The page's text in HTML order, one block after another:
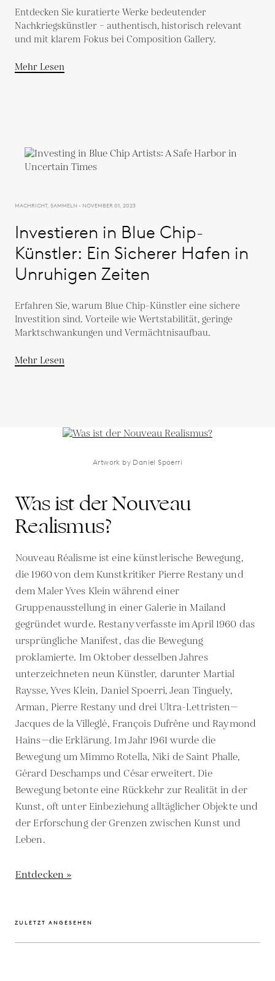
Entdecken Sie kuratierte Werke bedeutender
Nachkriegskünstler – authentisch, historisch relevant
und mit klarem Fokus bei Composition Gallery.
Mehr Lesen
MACHRICHT, SAMMELN - NOVEMBER 01, 2023
Investieren in Blue Chip-
Künstler: Ein Sicherer Hafen in
Unruhigen Zeiten
Erfahren Sie, warum Blue Chip-Künstler eine sichere
Investition sind. Vorteile wie Wertstabilität, geringe
Marktschwankungen und Vermächtnisaufbau.
Mehr Lesen
Artwork by Daniel Spoerri
Was ist der Nouveau
Realismus?
Nouveau Réalisme ist eine künstlerische Bewegung,
die 1960 von dem Kunstkritiker Pierre Restany und
dem Maler Yves Klein während einer
Gruppenausstellung in einer Galerie in Mailand
gegründet wurde. Restany verfasste im April 1960 das
ursprüngliche Manifest, das die Bewegung
proklamierte. Im Oktober desselben Jahres
unterzeichneten neun Künstler, darunter Martial
Raysse, Yves Klein, Daniel Spoerri, Jean Tinguely,
Arman, Pierre Restany und drei Ultra-Lettristen—
Jacques de la Villeglé, François Dufrêne und Raymond
Hains—die Erklärung. Im Jahr 1961 wurde die
Bewegung um Mimmo Rotella, Niki de Saint Phalle,
Gérard Deschamps und César erweitert. Die
Bewegung betonte eine Rückkehr zur Realität in der
Kunst, oft unter Einbeziehung alltäglicher Objekte und
der Erforschung der Grenzen zwischen Kunst und
Leben.
Entdecken »
ZULETZT ANGESEHEN